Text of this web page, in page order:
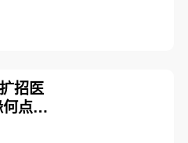
招医
点